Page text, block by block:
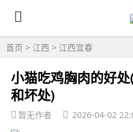
首页 > 江西 > 江西宜春
小猫吃鸡胸肉的好
和坏处)
暂无作者 2026-04-02